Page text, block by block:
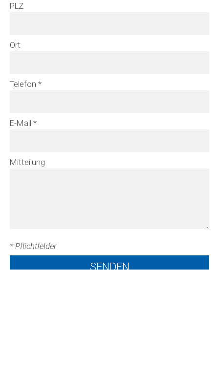
PLZ
Ort
Telefon *
E-Mail *
Mitteilung
* Pflichtfelder